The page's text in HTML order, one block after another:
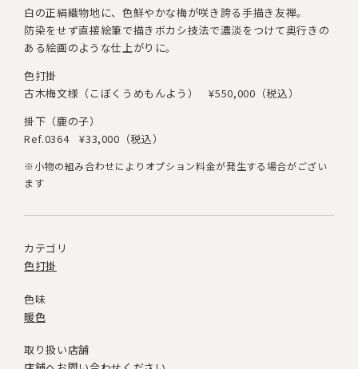
白の正絹織物地に、色鮮やかな梅が咲き誇る手描き友禅。
防染をせず直接絵筆で描きボカシ技法で濃淡をつけて奥行きの
ある絵画のような仕上がりに。
色打掛
古木梅文様（こぼくうめもんよう）
¥550,000（税込）
掛下（鹿の子）
Ref.0364
¥33,000（税込）
※小物の組み合わせによりオプション料金が発生する場合がござい
ます
カテゴリ
色打掛
色味
暖色
取り扱い店舗